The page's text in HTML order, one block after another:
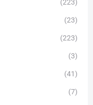
(223)
(23)
(223)
(3)
(41)
(7)